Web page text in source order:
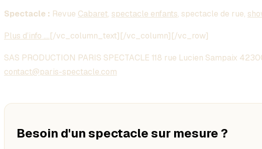
Spectacle : Revue Cabaret, spectacle enfants, spectacle de rue,
Plus d’info ….[/vc_column_text][/vc_column][/vc_row]
SAS PRODUCTION PARIS SPECTACLE 118 rue Lucien Sampaix
contact@paris-spectacle.com
Besoin d'un spectacle sur mesure ?